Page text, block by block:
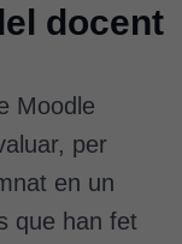
docent
Moodle
per
en un
que han fet